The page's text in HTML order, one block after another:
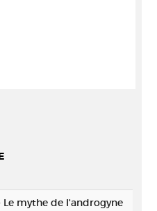
mythe de l'androgyne